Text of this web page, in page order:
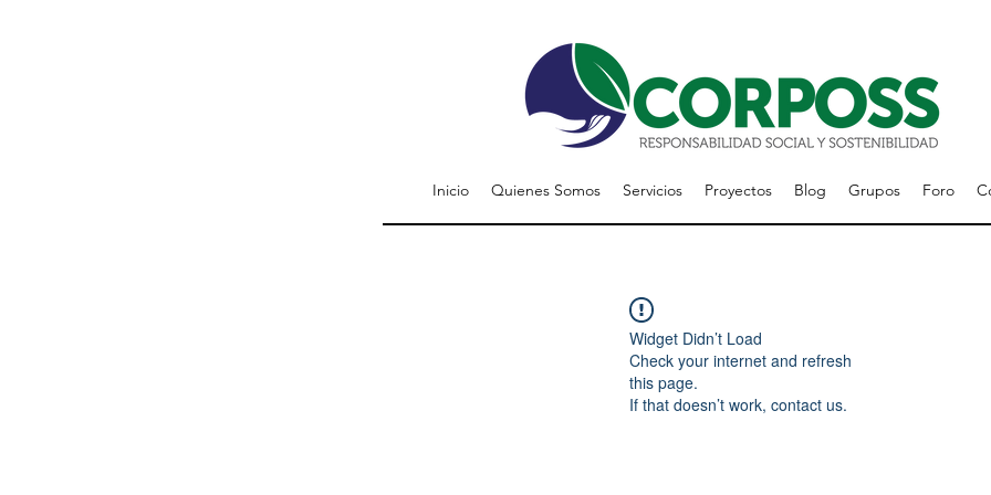
Inicio Quienes Somos Servicios Proyectos Blog Grupos Foro
Widget Didn’t Load
Check your internet and refresh
this page.
If that doesn’t work, contact us.